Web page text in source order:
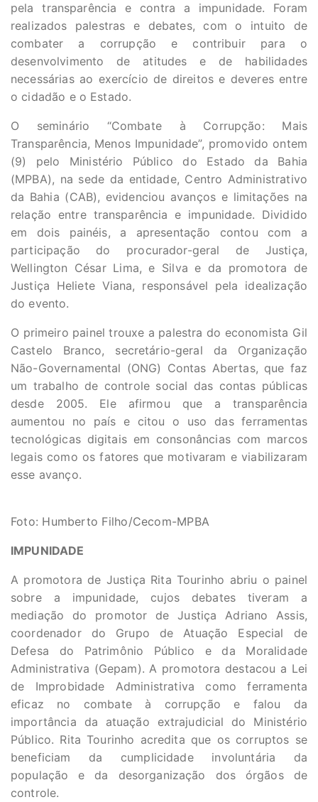
pela transparência e contra a impunidade. Foram
realizados palestras e debates, com o intuito de
combater a corrupção e contribuir para o
desenvolvimento de atitudes e de habilidades
necessárias ao exercício de direitos e deveres entre
o cidadão e o Estado.
O seminário “Combate à Corrupção: Mais
Transparência, Menos Impunidade”, promovido ontem
(9) pelo Ministério Público do Estado da Bahia
(MPBA), na sede da entidade, Centro Administrativo
da Bahia (CAB), evidenciou avanços e limitações na
relação entre transparência e impunidade. Dividido
em dois painéis, a apresentação contou com a
participação do procurador-geral de Justiça,
Wellington César Lima, e Silva e da promotora de
Justiça Heliete Viana, responsável pela idealização
do evento.
O primeiro painel trouxe a palestra do economista Gil
Castelo Branco, secretário-geral da Organização
Não-Governamental (ONG) Contas Abertas, que faz
um trabalho de controle social das contas públicas
desde 2005. Ele afirmou que a transparência
aumentou no país e citou o uso das ferramentas
tecnológicas digitais em consonâncias com marcos
legais como os fatores que motivaram e viabilizaram
esse avanço.
Foto: Humberto Filho/Cecom-MPBA
IMPUNIDADE
A promotora de Justiça Rita Tourinho abriu o painel
sobre a impunidade, cujos debates tiveram a
mediação do promotor de Justiça Adriano Assis,
coordenador do Grupo de Atuação Especial de
Defesa do Patrimônio Público e da Moralidade
Administrativa (Gepam). A promotora destacou a Lei
de Improbidade Administrativa como ferramenta
eficaz no combate à corrupção e falou da
importância da atuação extrajudicial do Ministério
Público. Rita Tourinho acredita que os corruptos se
beneficiam da cumplicidade involuntária da
população e da desorganização dos órgãos de
controle.